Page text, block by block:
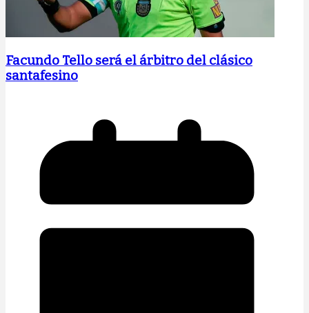
Facundo Tello será el árbitro del clásico
santafesino